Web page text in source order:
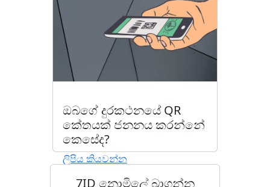
ඔබගේ දුරකථනයේ QR
කේතයක් ජනනය කරන්නේ
කෙසේද?
ලිපිය කියවන්න
7ID නොමිලේ බාගන්න